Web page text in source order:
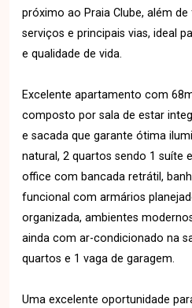
próximo ao Praia Clube, além
serviços e principais vias, ideal
e qualidade de vida.
Excelente apartamento com
composto por sala de estar
e sacada que garante ótima
natural, 2 quartos sendo 1 suíte
office com bancada retrátil,
funcional com armários
organizada, ambientes
ainda com ar-condicionado na
quartos e 1 vaga de garagem.
Uma excelente oportunidade